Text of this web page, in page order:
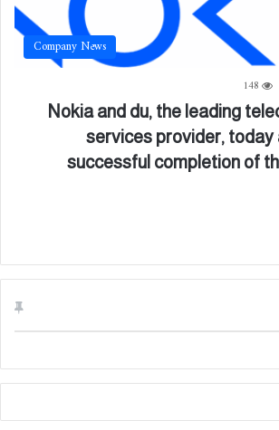
Company News
148
Nokia and du, the leading
services provider, today
successful completion of